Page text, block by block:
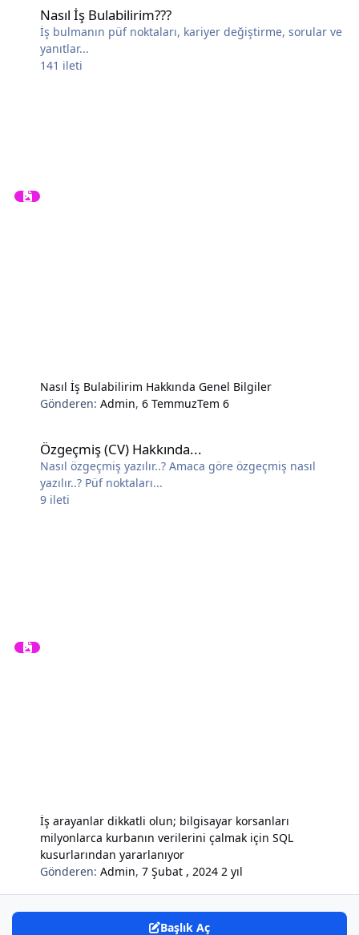
Nasıl İş Bulabilirim???
İş bulmanın püf noktaları, kariyer değiştirme, sorular ve
yanıtlar...
141 ileti
Nasıl İş Bulabilirim Hakkında Genel Bilgiler
Gönderen:Admin,6 TemmuzTem 6
Özgeçmiş (CV) Hakkında...
Nasıl özgeçmiş yazılır..? Amaca göre özgeçmiş nasıl
yazılır..? Püf noktaları...
9 ileti
İş arayanlar dikkatli olun; bilgisayar korsanları
milyonlarca kurbanın verilerini çalmak için SQL
kusurlarından yararlanıyor
Gönderen:Admin,7 Şubat , 2024 2 yıl
Başlık Aç